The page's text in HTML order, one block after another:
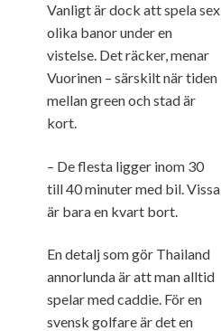
Vanligt är dock att spela sex
olika banor under en
vistelse. Det räcker, menar
Vuorinen – särskilt när tiden
mellan green och stad är
kort.
– De flesta ligger inom 30
till 40 minuter med bil. Vissa
är bara en kvart bort.
En detalj som gör Thailand
annorlunda är att man alltid
spelar med caddie. För en
svensk golfare är det en